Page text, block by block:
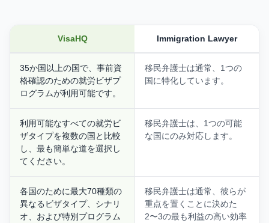
VisaHQ Immigration Lawyer
35か国以上の国で、事前資
格確認のための就労ビザプ
ログラムが利用可能です。
移民弁護士は通常、1つの
国に特化しています。
利用可能なすべての就労ビ
ザタイプを複数の国と比較
し、最も簡単な道を選択し
てください。
移民弁護士は、1つの可能
な国にのみ対応します。
各国のために最大70種類の
異なるビザタイプ、シナリ
オ、および特別プログラム
移民弁護士は通常、彼らが
重点を置くことに決めた
2〜3の最も利益の高い効率